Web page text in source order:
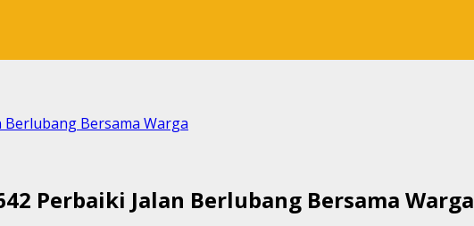
Berlubang Bersama Warga
Perbaiki Jalan Berlubang Bersama Warga